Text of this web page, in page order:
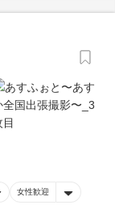
女性歓迎